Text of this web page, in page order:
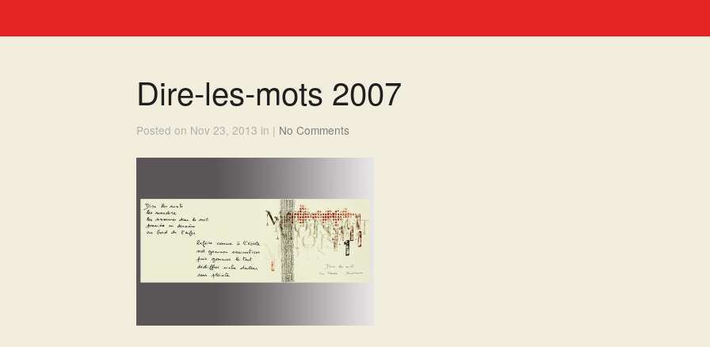
Dire-les-mots 2007
Posted on Nov 23, 2013 in | No Comments